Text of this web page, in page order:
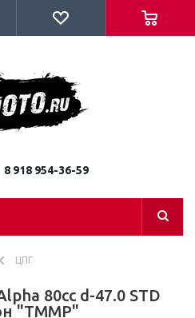
8 918 954-36-59
ЦПГ
80cc d-47.0 STD
"TMMP"